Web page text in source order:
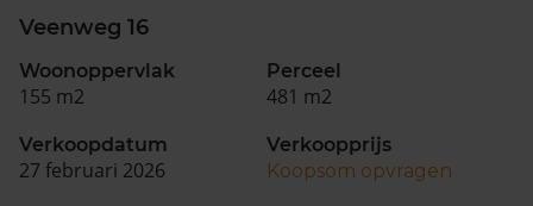
Veenweg 16
Woonoppervlak
155 m2
Perceel
481 m2
Verkoopdatum
27 februari 2026
Verkoopprijs
Koopsom opvragen